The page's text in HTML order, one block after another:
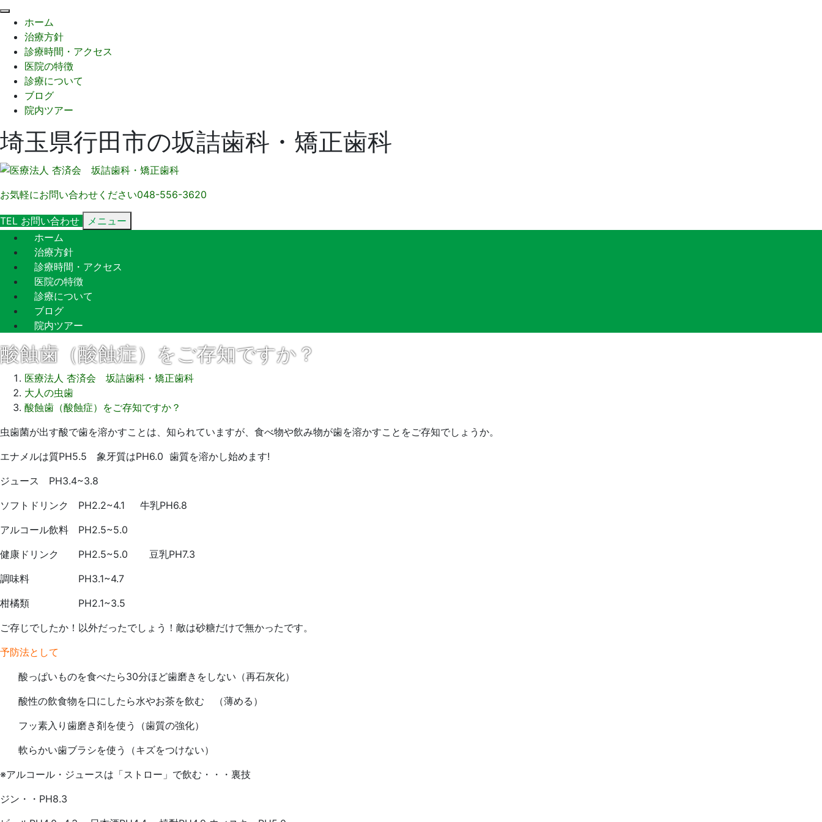
ホーム
治療方針
診療時間・アクセス
医院の特徴
診療について
ブログ
院内ツアー
埼玉県行田市の坂詰歯科・矯正歯科
お気軽にお問い合わせください048-556-3620
TEL お問い合わせ
メニュー
ホーム
治療方針
診療時間・アクセス
医院の特徴
診療について
ブログ
院内ツアー
酸蝕歯（酸蝕症）をご存知ですか？
医療法人 杏済会 坂詰歯科・矯正歯科
大人の虫歯
酸蝕歯（酸蝕症）をご存知ですか？
2021
9
月
10
日
虫歯菌が出す酸で歯を溶かすことは、知られていますが、食べ物や飲み物が歯を溶かすことをご存知でしょうか。
エナメルは質PH5.5 象牙質はPH6.0 歯質を溶かし始めます!
ジュース PH3.4~3.8
ソフトドリンク PH2.2~4.1 牛乳PH6.8
アルコール飲料 PH2.5~5.0
健康ドリンク PH2.5~5.0 豆乳PH7.3
調味料 PH3.1~4.7
柑橘類 PH2.1~3.5
ご存じでしたか！以外だったでしょう！敵は砂糖だけで無かったです。
予防法として
酸っぱいものを食べたら30分ほど歯磨きをしない（再石灰化）
酸性の飲食物を口にしたら水やお茶を飲む （薄める）
フッ素入り歯磨き剤を使う（歯質の強化）
軟らかい歯ブラシを使う（キズをつけない）
※アルコール・ジュースは「ストロー」で飲む・・・裏技
ジン・・PH8.3